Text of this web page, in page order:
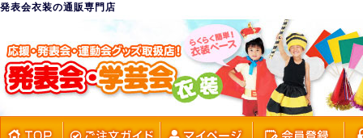
発表会衣装の通販専門店